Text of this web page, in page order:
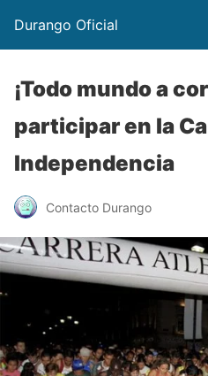
Durango Oficial
¡Todo mundo a
participar en la
Independencia
Contacto Durango